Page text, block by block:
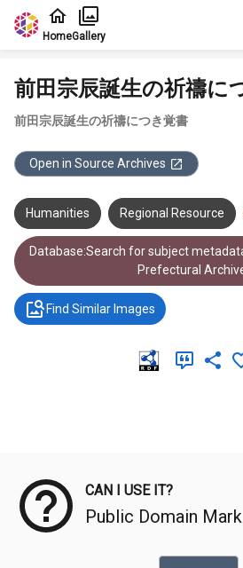
Jump to main content
HomeGallery
前田宗辰誕生の祈禱に
前田宗辰誕生の祈禱につき覚書
Open in Source Archives
Humanities Regional Resource
Database:Search for subject
Prefectural
Find Similar Images
CAN I USE IT?
Public Domain Mark